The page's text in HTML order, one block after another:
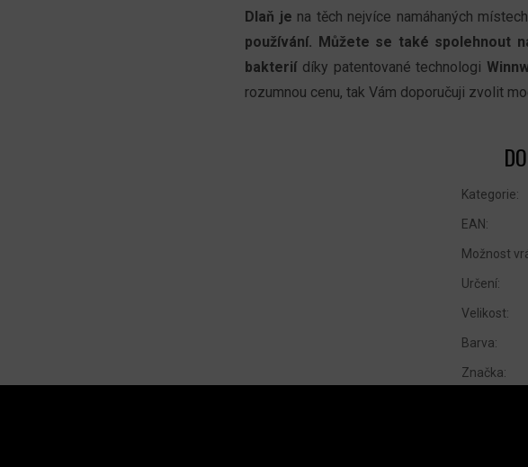
Dlaň je na těch nejvíce namáhaných místech
používání. Můžete se také spolehnout
bakteriídíky patentované technologi
rozumnou cenu, tak Vám doporučuji zvolit
Kategorie:
EAN:
Možnost
Určení:
Velikost:
Barva:
Značka:
Z